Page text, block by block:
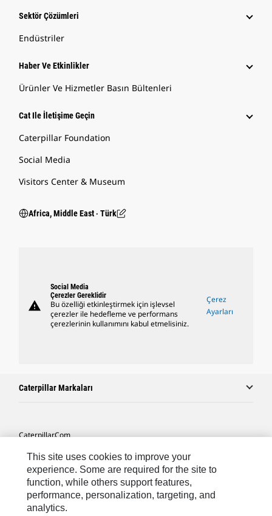
Sektör Çözümleri
Endüstriler
Haber Ve Etkinlikler
Ürünler Ve Hizmetler Basın Bültenleri
Cat Ile İletişime Geçin
Caterpillar Foundation
Social Media
Visitors Center & Museum
Africa, Middle East ‧ Türk
warning
Social Media
Çerezler Gereklidir
Bu özelliği etkinleştirmek için işlevsel
çerezler ile hedefleme ve performans
çerezlerinin kullanımını kabul etmelisiniz.
Çerez
Ayarları
Caterpillar Markaları
Caterpillar.com
Caterpillar Müşteri Hizmetleri Ve Iletişim
Site Haritası
Cookie Settings
This site uses cookies to improve your
experience. Some are required for the site to
function, while others support features,
performance, personalization, targeting, and
analytics.